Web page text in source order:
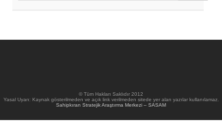
© Tüm Hakları Saklıdır 2012
Yasal Uyarı: Kaynak gösterilmeden ve açık link verilmeden sitede yer alan yazılar kullanılamaz.
Sahipkıran Stratejik Araştırma Merkezi – SASAM